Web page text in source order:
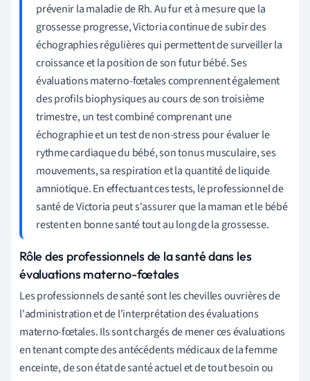
prévenir la maladie de Rh. Au fur et à mesure que la
grossesse progresse, Victoria continue de subir des
échographies régulières qui permettent de surveiller la
croissance et la position de son futur bébé. Ses
évaluations materno-fœtales comprennent également
des profils biophysiques au cours de son troisième
trimestre, un test combiné comprenant une
échographie et un test de non-stress pour évaluer le
rythme cardiaque du bébé, son tonus musculaire, ses
mouvements, sa respiration et la quantité de liquide
amniotique. En effectuant ces tests, le professionnel de
santé de Victoria peut s'assurer que la maman et le bébé
restent en bonne santé tout au long de la grossesse.
Rôle des professionnels de la santé dans les
évaluations materno-fœtales
Les professionnels de santé sont les chevilles ouvrières de
l'administration et de l'interprétation des évaluations
materno-fœtales. Ils sont chargés de mener ces évaluations
en tenant compte des antécédents médicaux de la femme
enceinte, de son état de santé actuel et de tout besoin ou